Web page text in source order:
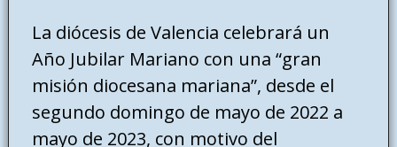
La diócesis de Valencia celebrará un
Año Jubilar Mariano con una “gran
misión diocesana mariana”, desde el
segundo domingo de mayo de 2022 a
mayo de 2023, con motivo del